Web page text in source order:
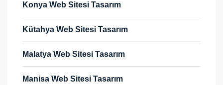
Konya Web Sitesi Tasarım
Kütahya Web Sitesi Tasarım
Malatya Web Sitesi Tasarım
Manisa Web Sitesi Tasarım